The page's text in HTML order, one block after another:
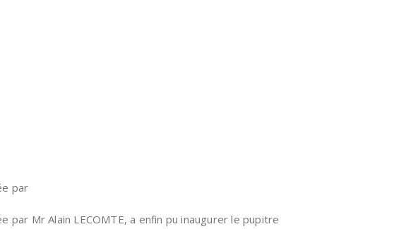
par
par Mr Alain LECOMTE, a enfin pu inaugurer le pupitre